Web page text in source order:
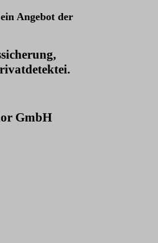
Angebot der
GmbH